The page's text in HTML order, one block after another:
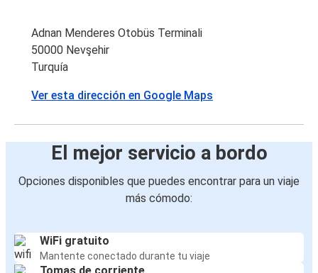
Nevşehir
Göreme
Nevşehir
Nevşehir
Göreme
Dalaman
Nevşehir
Adnan Menderes Otobüs Terminali
50000 Nevşehir
Turquía
Ver esta dirección en Google Maps
El mejor servicio a bordo
Opciones disponibles que puedes encontrar para un viaje
más cómodo:
WiFi gratuito
Mantente conectado durante tu viaje